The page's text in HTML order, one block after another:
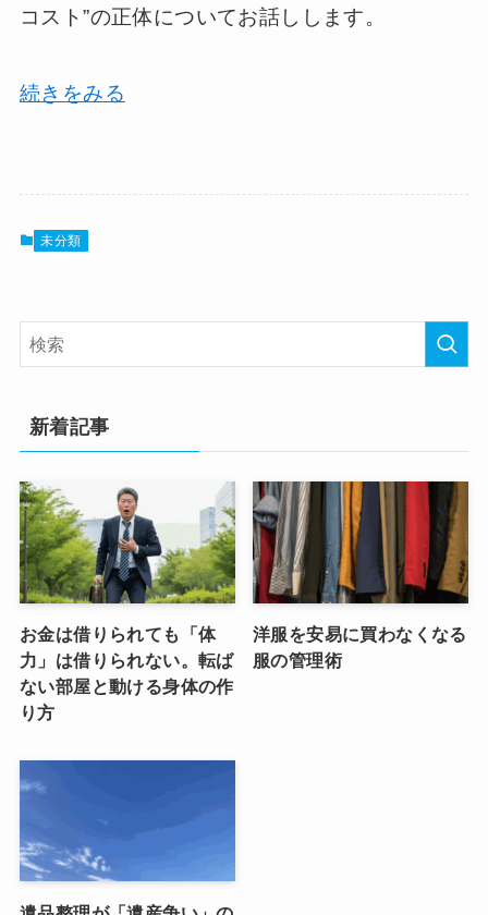
コスト”の正体についてお話しします。
続きをみる
未分類
新着記事
お金は借りられても「体
力」は借りられない。転ば
ない部屋と動ける身体の作
り方
洋服を安易に買わなくなる
服の管理術